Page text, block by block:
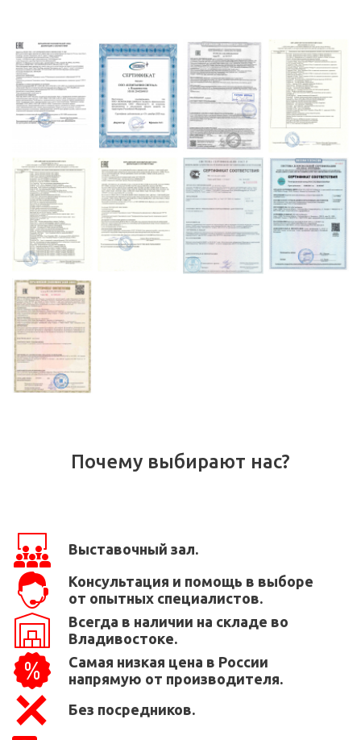
Почему выбирают нас?
Выставочный зал.
Консультация и помощь в выборе
от опытных специалистов.
Всегда в наличии на складе во
Владивостоке.
Самая низкая цена в России
напрямую от производителя.
Без посредников.